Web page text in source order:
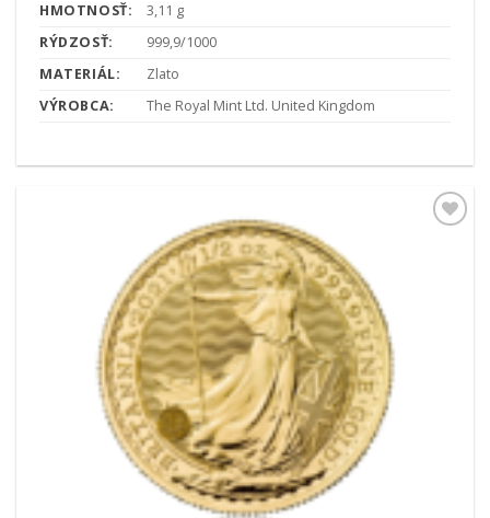
HMOTNOSŤ:
3,11 g
RÝDZOSŤ:
999,9/1000
MATERIÁL:
Zlato
VÝROBCA:
The Royal Mint Ltd. United Kingdom